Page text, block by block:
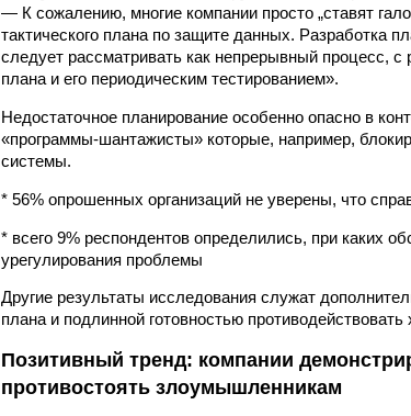
— К сожалению, многие компании просто „ставят
тактического плана по защите данных. Разработка
следует рассматривать как непрерывный процесс,
плана и его периодическим тестированием».
Недостаточное планирование особенно опасно в
«программы-шантажисты» которые, например,
системы.
* 56% опрошенных организаций не уверены, что
* всего 9% респондентов определились, при каких
урегулирования проблемы
Другие результаты исследования служат
плана и подлинной готовностью
Позитивный тренд: компании
противостоять злоумышленникам